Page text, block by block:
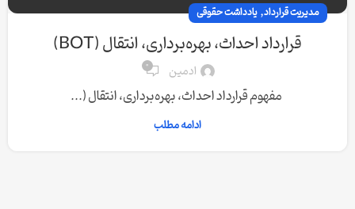
مدیریت قرارداد, یادداشت حقوقی
قرارداد احداث، بهره‌برداری، انتقال (BOT)
ادمین 0
مفهوم قرارداد احداث، بهره‌برداری، انتقال (...
ادامه مطلب